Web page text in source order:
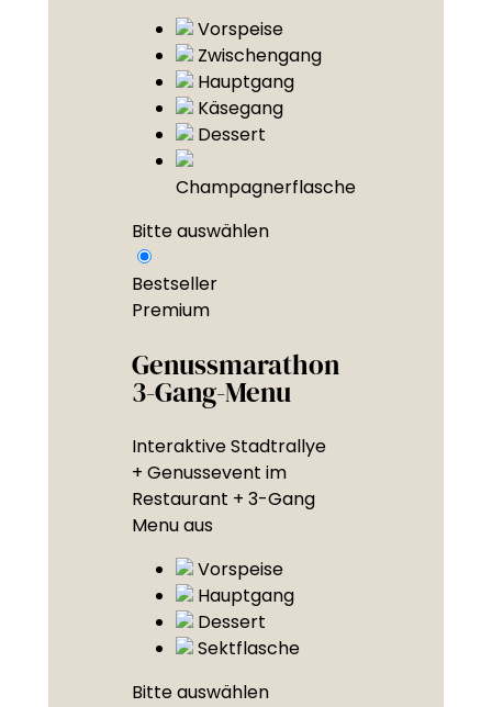
Vorspeise
Zwischengang
Hauptgang
Käsegang
Dessert
Champagnerflasche
Bitte auswählen
Bestseller
Premium
Genussmarathon
3-Gang-Menu
Interaktive Stadtrallye
+ Genussevent im
Restaurant + 3-Gang
Menu aus
Vorspeise
Hauptgang
Dessert
Sektflasche
Bitte auswählen